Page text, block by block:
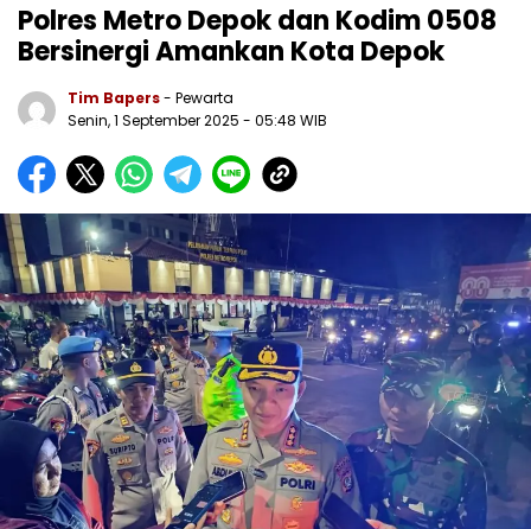
Polres Metro Depok dan Kodim 0508
Bersinergi Amankan Kota Depok
Tim Bapers- Pewarta
Senin, 1 September 2025 - 05:48 WIB